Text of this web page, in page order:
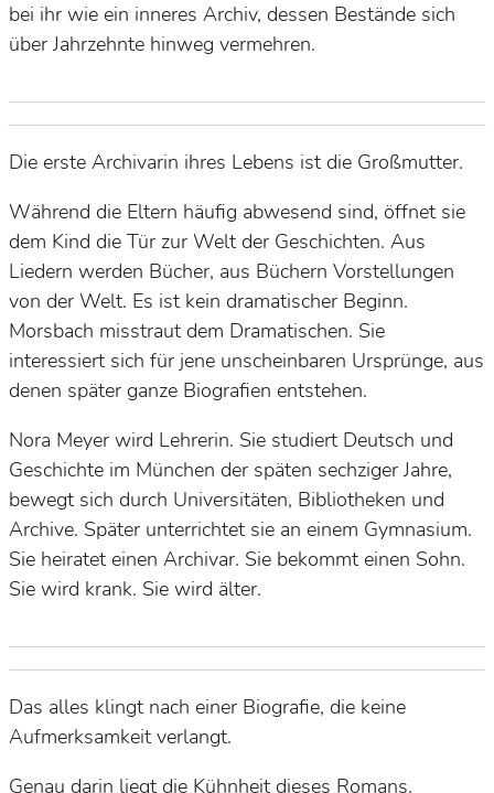
bei ihr wie ein inneres Archiv, dessen Bestände sich
über Jahrzehnte hinweg vermehren.
Die erste Archivarin ihres Lebens ist die Großmutter.
Während die Eltern häufig abwesend sind, öffnet sie
dem Kind die Tür zur Welt der Geschichten. Aus
Liedern werden Bücher, aus Büchern Vorstellungen
von der Welt. Es ist kein dramatischer Beginn.
Morsbach misstraut dem Dramatischen. Sie
interessiert sich für jene unscheinbaren Ursprünge, aus
denen später ganze Biografien entstehen.
Nora Meyer wird Lehrerin. Sie studiert Deutsch und
Geschichte im München der späten sechziger Jahre,
bewegt sich durch Universitäten, Bibliotheken und
Archive. Später unterrichtet sie an einem Gymnasium.
Sie heiratet einen Archivar. Sie bekommt einen Sohn.
Sie wird krank. Sie wird älter.
Das alles klingt nach einer Biografie, die keine
Aufmerksamkeit verlangt.
Genau darin liegt die Kühnheit dieses Romans.